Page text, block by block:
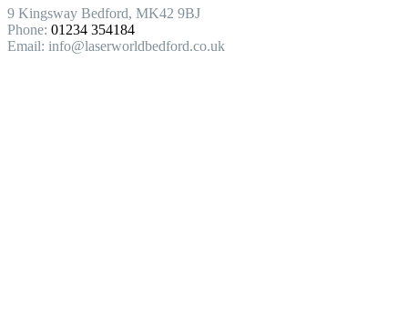
9 Kingsway Bedford, MK42 9BJ
Phone: 01234 354184
Email: info@laserworldbedford.co.uk